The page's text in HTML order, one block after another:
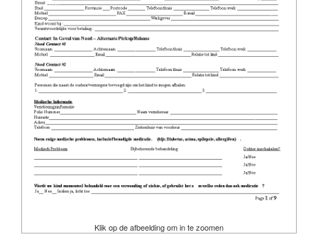
Klik op de afbeelding om in te zoomen